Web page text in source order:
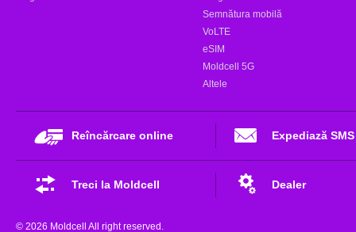
Semnătura mobilă
VoLTE
eSIM
Moldcell 5G
Altele
Reîncărcare online Expediază SMS
Treci la Moldcell Dealer
© 2026 Moldcell All right reserved.